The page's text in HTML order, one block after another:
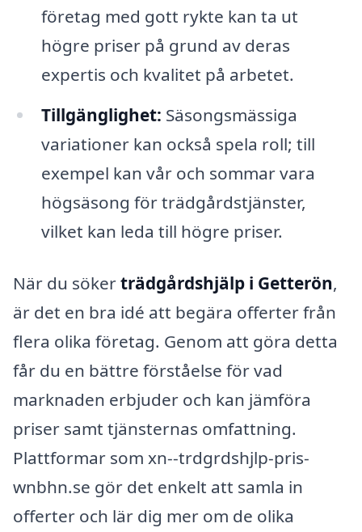
företag med gott rykte kan ta ut
högre priser på grund av deras
expertis och kvalitet på arbetet.
Tillgänglighet: Säsongsmässiga
variationer kan också spela roll; till
exempel kan vår och sommar vara
högsäsong för trädgårdstjänster,
vilket kan leda till högre priser.
När du sökerträdgårdshjälp i Getterön,
är det en bra idé att begära offerter från
flera olika företag. Genom att göra detta
får du en bättre förståelse för vad
marknaden erbjuder och kan jämföra
priser samt tjänsternas omfattning.
Plattformar som xn--trdgrdshjlp-pris-
wnbhn.se gör det enkelt att samla in
offerter och lär dig mer om de olika